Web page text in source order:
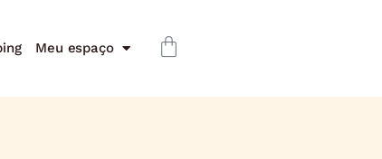
Meu espaço